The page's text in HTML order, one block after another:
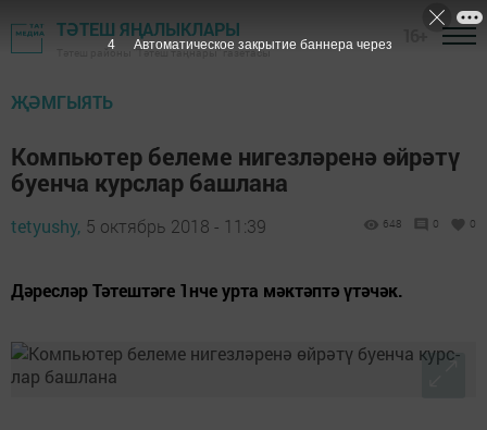
ТӘТЕШ ЯҢАЛЫКЛАРЫ
Тәтеш районы "Тәтеш таңнары" газетасы
ҖӘМГЫЯТЬ
Компьютер белеме нигезләренә өйрәтү
буенча курс­лар башлана
tetyushy, 5 октябрь 2018 - 11:39 648 0 0
Дәресләр Тәтештәге 1нче урта мәктәптә үтәчәк.
3 Автоматическое закрытие баннера через